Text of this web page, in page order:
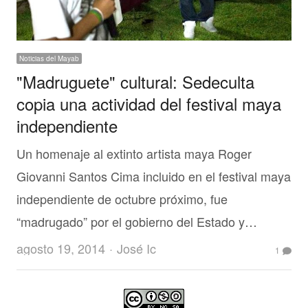
Noticias del Mayab
"Madruguete" cultural: Sedeculta
copia una actividad del festival maya
independiente
Un homenaje al extinto artista maya Roger
Giovanni Santos Cima incluido en el festival maya
independiente de octubre próximo, fue
“madrugado” por el gobierno del Estado y…
agosto 19, 2014
Author
José Ic 1